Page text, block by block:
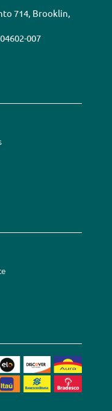
714, Brooklin,
007